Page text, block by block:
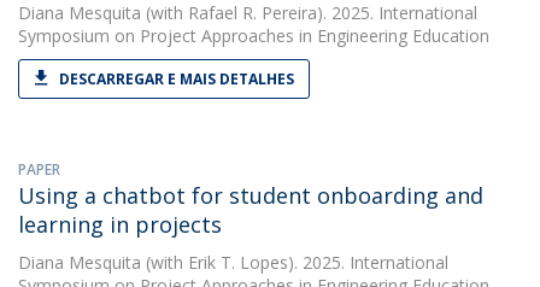
Diana Mesquita (with Rafael R. Pereira). 2025. International
Symposium on Project Approaches in Engineering Education
DESCARREGAR E MAIS DETALHES
PAPER
Using a chatbot for student onboarding and
learning in projects
Diana Mesquita (with Erik T. Lopes). 2025. International